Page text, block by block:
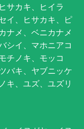
サカキ、ヒイラ
イ、ヒサカキ、ピ
ナメ、ベニカナメ
シイ、マホニアコ
チノキ、モッコ
バキ、ヤブニッケ
キ、ユズ、ユズリ